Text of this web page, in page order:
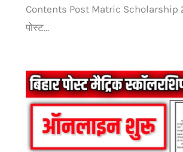
Contents Post Matric Scholarship
पोस्ट…